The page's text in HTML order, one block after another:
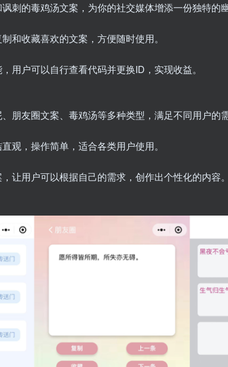
刺的毒鸡汤文案，为你的社交媒体增添一份独特的幽
和收藏喜欢的文案，方便随时使用。
用户可以自行查看代码并更换ID，实现收益。
朋友圈文案、毒鸡汤等多种类型，满足不同用户的需
观，操作简单，适合各类用户使用。
让用户可以根据自己的需求，创作出个性化的内容。